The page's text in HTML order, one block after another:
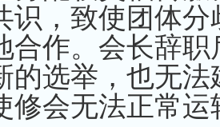
识，致使团体分
合作。会长辞职
的选举，也无法
修会无法正常运